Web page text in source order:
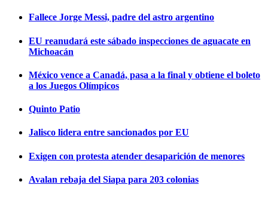
Fallece Jorge Messi, padre del astro argentino
EU reanudará este sábado inspecciones de aguacate en
Michoacán
México vence a Canadá, pasa a la final y obtiene el boleto
a los Juegos Olímpicos
Quinto Patio
Jalisco lidera entre sancionados por EU
Exigen con protesta atender desaparición de menores
Avalan rebaja del Siapa para 203 colonias